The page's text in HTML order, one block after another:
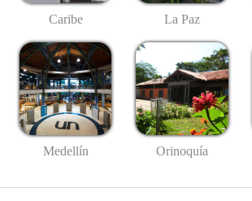
Caribe La Paz
Medellín Orinoquía